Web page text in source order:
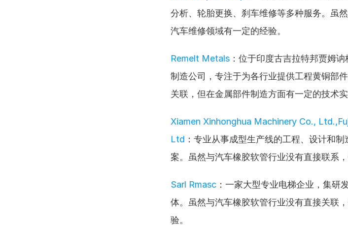
分析、轮胎更换、刹车维修等多种服务。虽
汽车维修领域有一定的经验。
Remelt Metals ：位于印度古吉拉特邦贾姆
制造公司，专注于为各行业提供工程黄铜部
关联，但在金属部件制造方面有一定的技术实
Xiamen Xinhonghua Machinery Co.,
Ltd ：专业从事成型生产线的工程、设计和
案。虽然与汽车橡胶软管行业没有直接联系
Sarl Rmasc ：一家大型专业电梯企业，集研
体。虽然与汽车橡胶软管行业没有直接关联
验。